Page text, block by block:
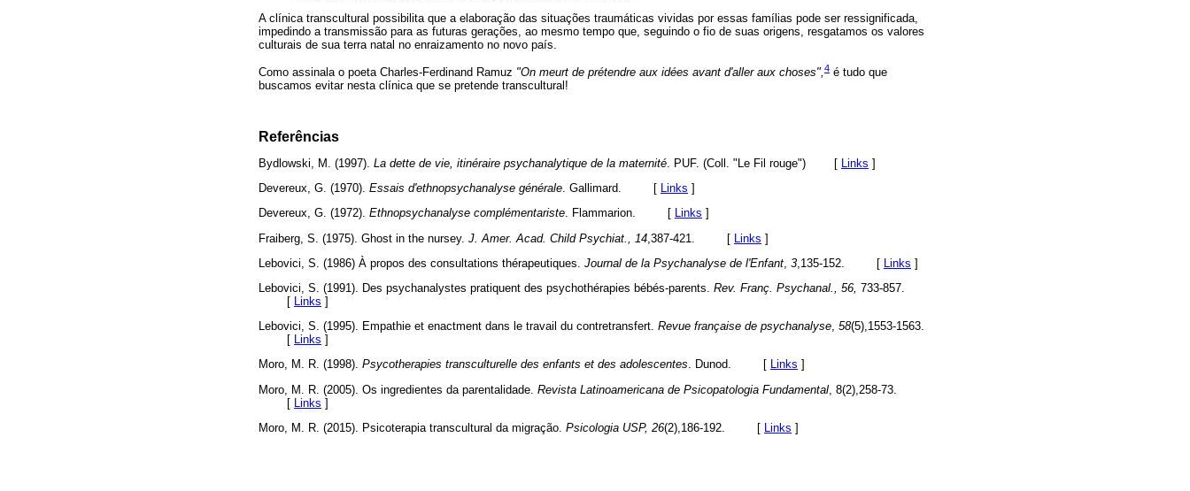
A clínica transcultural possibilita que a elaboração das situações traumáticas vividas por essas famílias pode ser ressignificada,
impedindo a transmissão para as futuras gerações, ao mesmo tempo que, seguindo o fio de suas origens, resgatamos os valores
culturais de sua terra natal no enraizamento no novo país.
Como assinala o poeta Charles-Ferdinand Ramuz "On meurt de prétendre aux idées avant d'aller aux choses",4 é tudo que
buscamos evitar nesta clínica que se pretende transcultural!
Referências
Bydlowski, M. (1997). La dette de vie, itinéraire psychanalytique de la maternité. PUF. (Coll. "Le Fil rouge") [ Links ]
Devereux, G. (1970). Essais d'ethnopsychanalyse générale. Gallimard. [ Links ]
Devereux, G. (1972). Ethnopsychanalyse complémentariste. Flammarion. [ Links ]
Fraiberg, S. (1975). Ghost in the nursey. J. Amer. Acad. Child Psychiat., 14 ,387-421. [ Links ]
Lebovici, S. (1986) À propos des consultations thérapeutiques. Journal de la Psychanalyse de l'Enfant 3 ,135-152. [ Links ]
Lebovici, S. (1991). Des psychanalystes pratiquent des psychothérapies bébés-parents. Rev. Franç. Psychanal., 56, 733-857.
[
Links ]
Lebovici, S. (1995). Empathie et enactment dans le travail du contretransfert. Revue française de psychanalyse, 58(5),1553-1563.
[ Links ]
Moro, M. R. (1998). Psycotherapies transculturelle des enfants et des adolescentes. Dunod. [ Links ]
Moro, M. R. (2005). Os ingredientes da parentalidade. Revista Latinoamericana de Psicopatologia Fundamental , 8(2),258-73.
[ Links ]
Moro, M. R. (2015). Psicoterapia transcultural da migração. Psicologia USP, 26(2),186-192. [ Links ]